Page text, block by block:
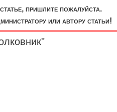
пришлите пожалуйста.
или автору статьи!
"